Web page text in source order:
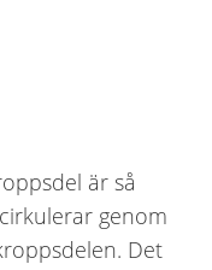
är så
genom
Det